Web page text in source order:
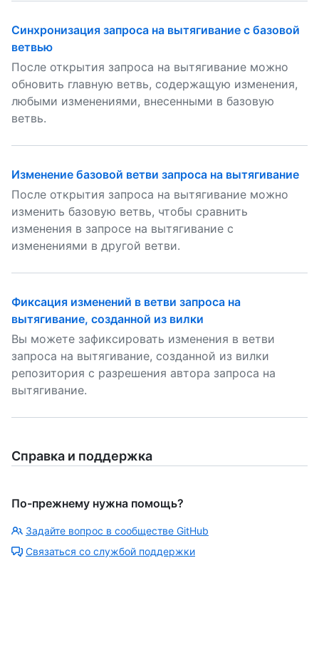
Синхронизация запроса на вытягивание с базовой
ветвью
После открытия запроса на вытягивание можно
обновить главную ветвь, содержащую изменения,
любыми изменениями, внесенными в базовую
ветвь.
Изменение базовой ветви запроса на вытягивание
После открытия запроса на вытягивание можно
изменить базовую ветвь, чтобы сравнить
изменения в запросе на вытягивание с
изменениями в другой ветви.
Фиксация изменений в ветви запроса на
вытягивание, созданной из вилки
Вы можете зафиксировать изменения в ветви
запроса на вытягивание, созданной из вилки
репозитория с разрешения автора запроса на
вытягивание.
Справка и поддержка
По-прежнему нужна помощь?
Задайте вопрос в сообществе GitHub
Связаться со службой поддержки